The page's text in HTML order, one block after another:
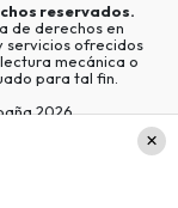
reservados.
de derechos en
servicios ofrecidos
mecánica o
para tal fin.
2026.